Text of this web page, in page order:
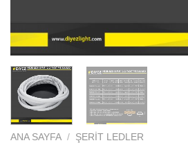
ANA SAYFA / ŞERİT LEDLER